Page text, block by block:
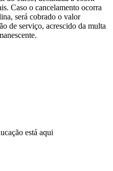
Caso o cancelamento ocorra
será cobrado o valor
de serviço, acrescido da multa
está aqui